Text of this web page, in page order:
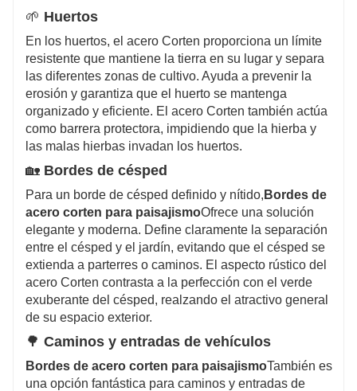
🌱 Huertos
En los huertos, el acero Corten proporciona un límite
resistente que mantiene la tierra en su lugar y separa
las diferentes zonas de cultivo. Ayuda a prevenir la
erosión y garantiza que el huerto se mantenga
organizado y eficiente. El acero Corten también actúa
como barrera protectora, impidiendo que la hierba y
las malas hierbas invadan los huertos.
🏡 Bordes de césped
Para un borde de césped definido y nítido, Bordes de
acero corten para paisajismoOfrece una solución
elegante y moderna. Define claramente la separación
entre el césped y el jardín, evitando que el césped se
extienda a parterres o caminos. El aspecto rústico del
acero Corten contrasta a la perfección con el verde
exuberante del césped, realzando el atractivo general
de su espacio exterior.
🌳 Caminos y entradas de vehículos
Bordes de acero corten para paisajismoTambién es
una opción fantástica para caminos y entradas de